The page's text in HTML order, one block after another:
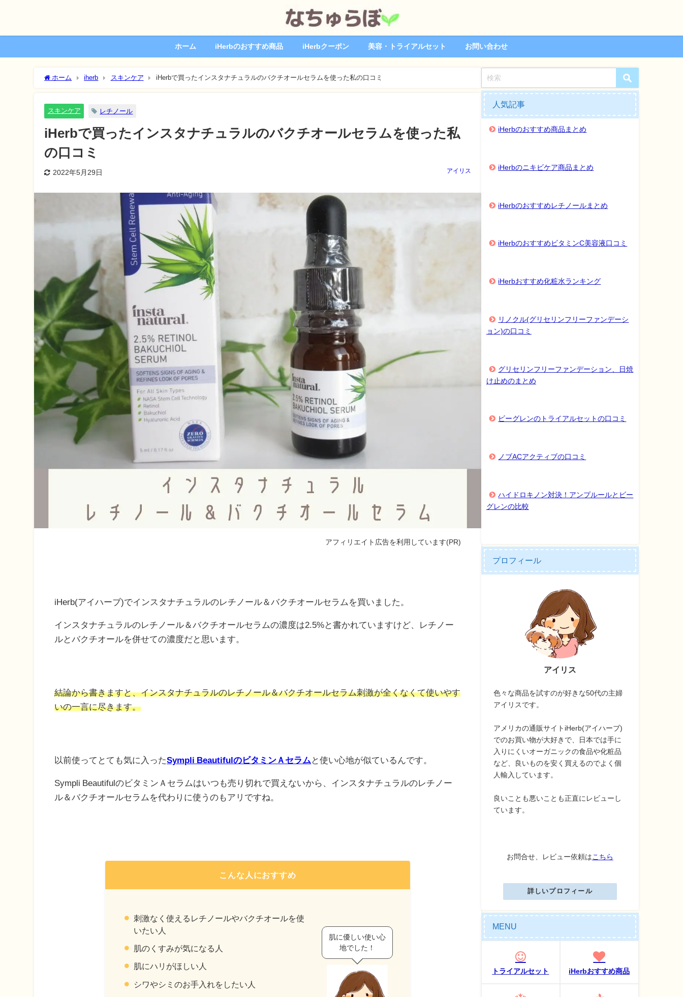
ホーム iHerbのおすすめ商品 iHerbクーポン 美容・トライアルセット お問い合わせ
ホーム iherb スキンケア iHerbで買ったインスタナチュラルのバクチオールセラムを使った私の口コミ
スキンケア レチノール
iHerbで買ったインスタナチュラルのバクチオールセラムを使った私
の口コミ
2022年5月29日 アイリス
アフィリエイト広告を利用しています(PR)
iHerb(アイハーブ)でインスタナチュラルのレチノール＆バクチオールセラムを買いました。
インスタナチュラルのレチノール＆バクチオールセラムの濃度は2.5%と書かれていますけど、レチノー
ルとバクチオールを併せての濃度だと思います。
結論から書きますと、インスタナチュラルのレチノール＆バクチオールセラム刺激が全くなくて使いやす
いの一言に尽きます。
以前使ってとても気に入ったSympli BeautifulのビタミンＡセラム と使い心地が似ているんです。
Sympli BeautifulのビタミンＡセラムはいつも売り切れで買えないから、インスタナチュラルのレチノー
ル＆バクチオールセラムを代わりに使うのもアリですね。
こんな人におすすめ
刺激なく使えるレチノールやバクチオールを使
いたい人
肌のくすみが気になる人
肌にハリがほしい人
シワやシミのお手入れをしたい人
肌に優しい使い心
地でした！
人気記事
iHerbのおすすめ商品まとめ
iHerbのニキビケア商品まとめ
iHerbのおすすめレチノールまとめ
iHerbのおすすめビタミンC美容液口コミ
iHerbおすすめ化粧水ランキング
リノクル(グリセリンフリーファンデーシ
ョン)の口コミ
グリセリンフリーファンデーション、日焼
け止めのまとめ
ビーグレンのトライアルセットの口コミ
ノブACアクティブの口コミ
ハイドロキノン対決！アンプルールとビー
グレンの比較
プロフィール
アイリス
色々な商品を試すのが好きな50代の主婦
アイリスです。
アメリカの通販サイトiHerb(アイハーブ)
でのお買い物が大好きで、日本では手に
入りにくいオーガニックの食品や化粧品
など、良いものを安く買えるのでよく個
人輸入しています。
良いことも悪いことも正直にレビューし
ています。
お問合せ、レビュー依頼は こちら
詳しいプロフィール
MENU
トライアルセット iHerbおすすめ商品